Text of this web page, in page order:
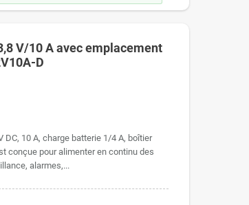
V/10 A avec emplacement
D
DC, 10 A, charge batterie 1/4 A, boîtier
conçue pour alimenter en continu des
alarmes,...